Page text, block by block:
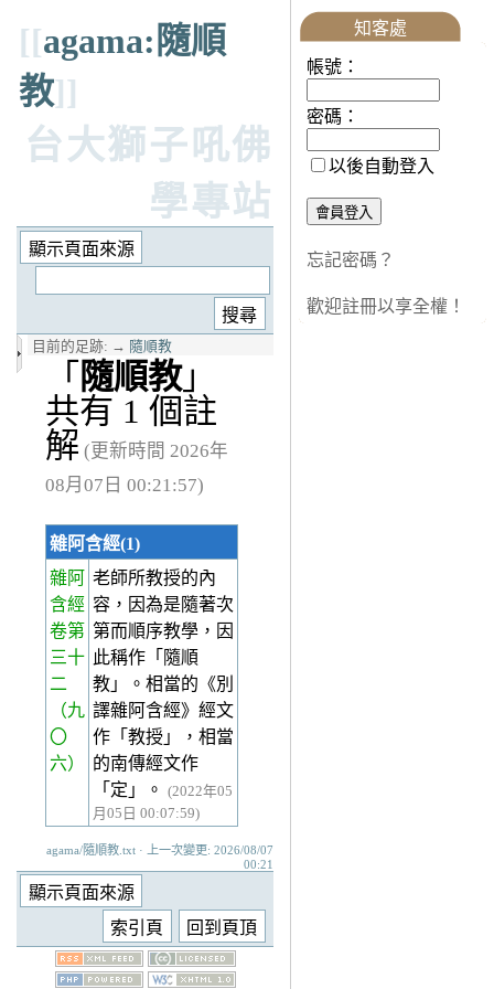
[[agama:隨順
教]]
台大獅子吼佛
學專站
目前的足跡: → 隨順教
「 隨順教」
共有 1 個註
解 (更新時間 2026年
08月07日 00:21:57)
雜阿含經(1)
雜阿
含經
卷第
三十
二
（九
〇
六）
老師所教授的內
容，因為是隨著次
第而順序教學，因
此稱作「隨順
教」。相當的《別
譯雜阿含經》經文
作「教授」，相當
的南傳經文作
「定」。
(2022年05
月05日 00:07:59)
agama/隨順教.txt · 上一次變更: 2026/08/07
00:21
知客處
帳號：
密碼：
以後自動登入
忘記密碼？
歡迎註冊以享全權！